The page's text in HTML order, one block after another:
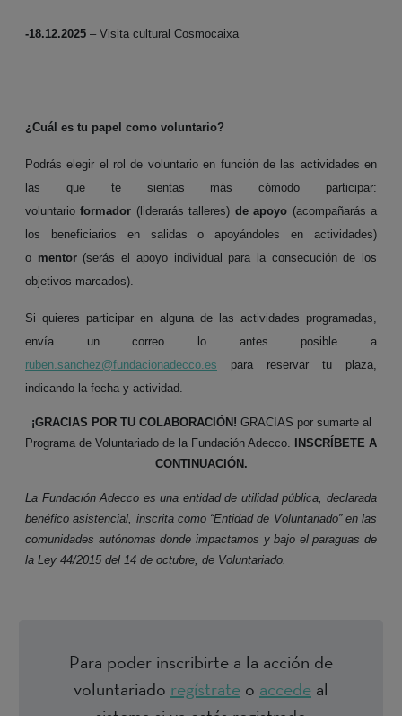
-18.12.2025 – Visita cultural Cosmocaixa
¿Cuál es tu papel como voluntario?
Podrás elegir el rol de voluntario en función de las actividades en
las que te sientas más cómodo participar:
voluntarioformador (liderarás talleres) de apoyo (acompañarás a
los beneficiarios en salidas o apoyándoles en actividades)
o mentor(serás el apoyo individual para la consecución de los
objetivos marcados).
Si quieres participar en alguna de las actividades programadas,
envía un correo lo antes posible a
ruben.sanchez@fundacionadecco.es para reservar tu plaza,
indicando la fecha y actividad.
¡GRACIAS POR TU COLABORACIÓN! GRACIAS por sumarte al
Programa de Voluntariado de la Fundación Adecco.
INSCRÍBETE A
CONTINUACIÓN.
La Fundación Adecco es una entidad de utilidad pública, declarada
benéfico asistencial, inscrita como “Entidad de Voluntariado” en las
comunidades autónomas donde impactamos y bajo el paraguas de
la Ley 44/2015 del 14 de octubre, de Voluntariado.
Para poder inscribirte a la acción de
voluntariado regístrate o accede al